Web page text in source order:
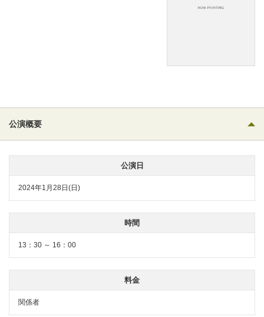
公演概要
公演日
2024年1月28日(日)
時間
13：30 ～ 16：00
料金
関係者